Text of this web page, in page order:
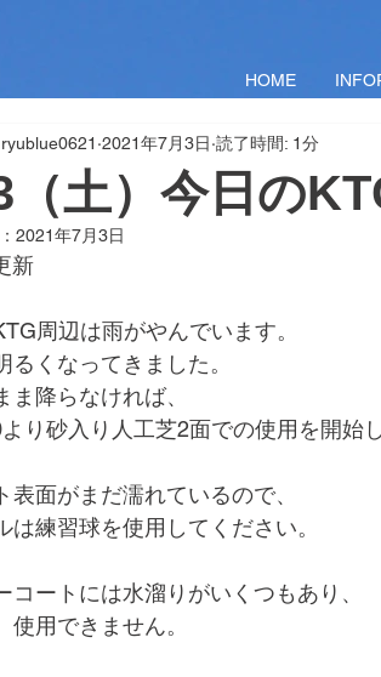
HOME
（土）今日の
ryublue0621 2021年7月3日 読了時間: 1分
2021年7月3日
新
周辺は雨がやんでいます。
るくなってきました。
ま降らなければ、
り砂入り人工芝2面での使用を開始し
表面がまだ濡れているので、
は練習球を使用してください。
コートには水溜りがいくつもあり、
使用できません。